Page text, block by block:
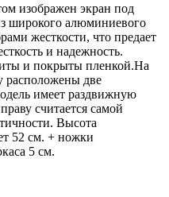
изображен экран под
алюминиевого
жесткости, что предает
и надежность.
и покрыты пленкой.На
расположены две
имеет раздвижную
считается самой
Высота
52 см. + ножки
5 см.